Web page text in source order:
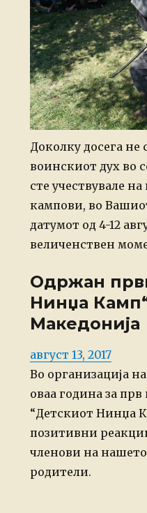
Доколку досега не
воинскиот дух во
сте учествувале
кампови, во
датумот од 4-12
величенствен
Одржан
Нинџа
Македонија
Posted
on
август 13, 2017
Во организација
оваа година за
“Детскиот Нинџа
позитивни
членови на
родители.